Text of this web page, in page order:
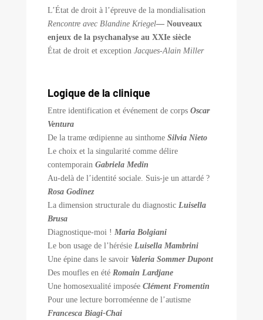
L’État de droit à l’épreuve de la mondialisation
Rencontre avec Blandine Kriegel— Nouveaux
enjeux de la psychanalyse au XXIe siècle
État de droit et exception Jacques-Alain Miller
Logique de la clinique
Entre identification et événement de corps Oscar
Ventura
De la trame œdipienne au sinthome Silvia Nieto
Le choix et la singularité comme délire
contemporain Gabriela Medin
Au-delà de l’identité sociale. Suis-je un attardé ?
Rosa Godinez
La dimension structurale du diagnostic Luisella
Brusa
Diagnostique-moi ! Maria Bolgiani
Le bon usage de l’hérésie Luisella Mambrini
Une épine dans le savoirValeria Sommer Dupont
Des moufles en été Romain Lardjane
Une homosexualité imposée Clément Fromentin
Pour une lecture borroméenne de l’autisme
Francesca Biagi-Chai